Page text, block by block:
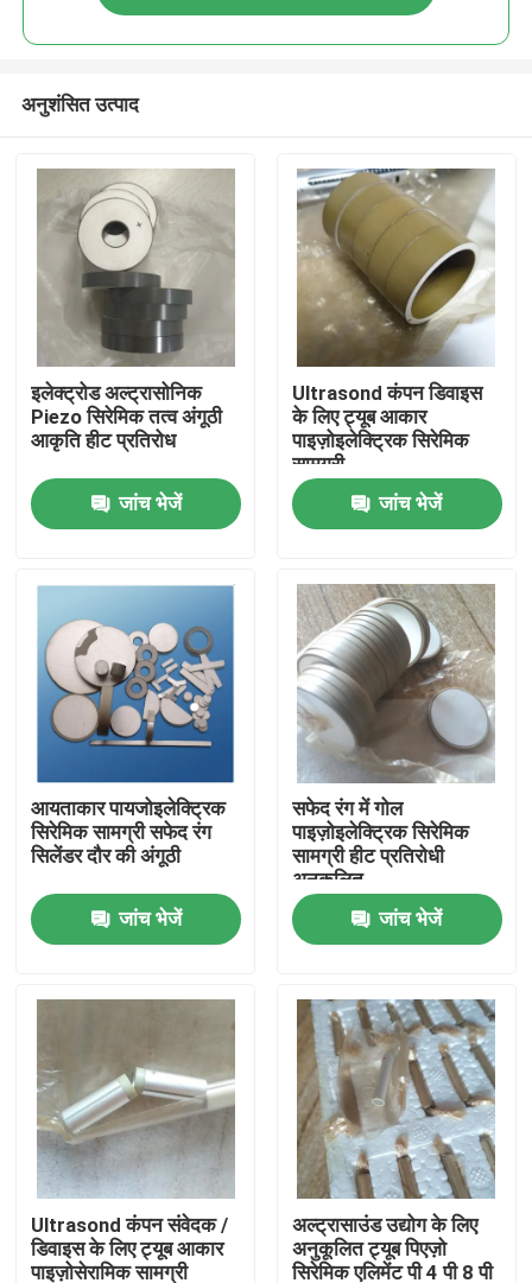
घर
उत्पादों
हमारे बारे में
कारखाना भ्रमण
गुणवत्ता नियंत्रण
अल्ट्रासोनिक सफाई ट्रांसड्यूसर
उच्च शक्ति अल्ट्रासोनिक transducer
बहु आवृत्ति अल्ट्रासोनिक ट्रांसड्यूसर
अनुशंसित उत्पाद
इलेक्ट्रोड अल्ट्रासोनिक
Piezo सिरेमिक तत्व अंगूठी
आकृति हीट प्रतिरोध
जांच भेजें
Ultrasond कंपन डिवाइस
के लिए ट्यूब आकार
पाइज़ोइलेक्ट्रिक सिरेमिक
सामग्री
जांच भेजें
आयताकार पायजोइलेक्ट्रिक
सिरेमिक सामग्री सफेद रंग
सिलेंडर दौर की अंगूठी
जांच भेजें
सफेद रंग में गोल
पाइज़ोइलेक्ट्रिक सिरेमिक
सामग्री हीट प्रतिरोधी
अनुकूलित
जांच भेजें
Ultrasond कंपन संवेदक /
डिवाइस के लिए ट्यूब आकार
पाइज़ोसेरामिक सामग्री
अल्ट्रासाउंड उद्योग के लिए
अनुकूलित ट्यूब पिएज़ो
सिरेमिक एलिमेंट पी 4 पी 8 पी